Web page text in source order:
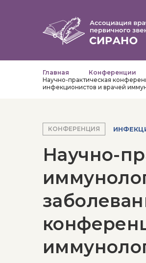
Главная
Конференции
Научно-практическая
инфекционистов и врачей
КОНФЕРЕНЦИЯ
Научно-